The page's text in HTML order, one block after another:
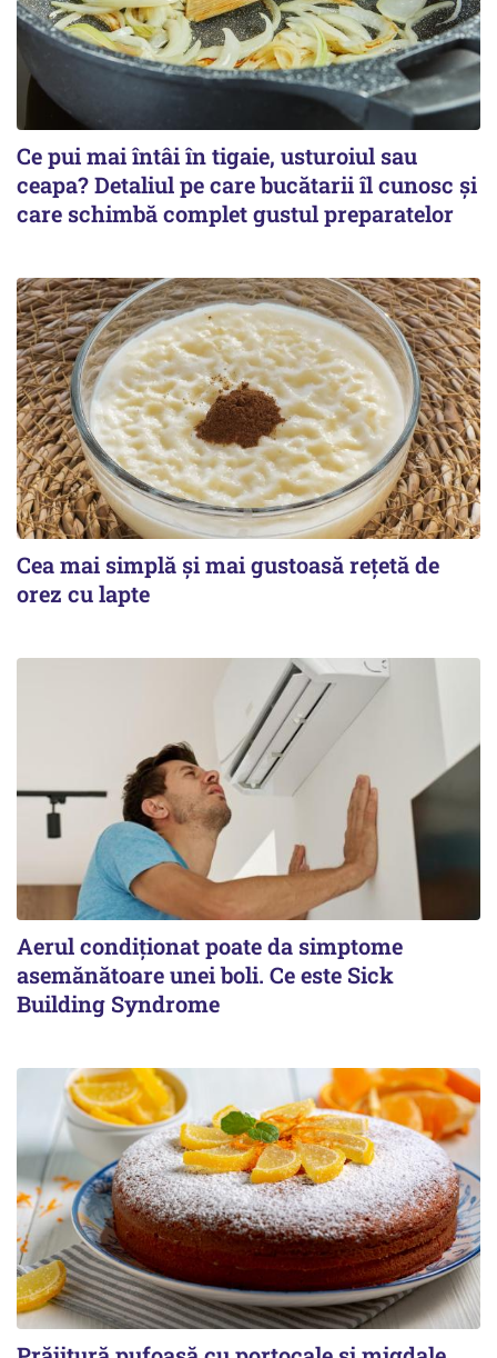
Ce pui mai întâi în tigaie, usturoiul sau
ceapa? Detaliul pe care bucătarii îl cunosc și
care schimbă complet gustul preparatelor
Cea mai simplă și mai gustoasă rețetă de
orez cu lapte
Aerul condiționat poate da simptome
asemănătoare unei boli. Ce este Sick
Building Syndrome